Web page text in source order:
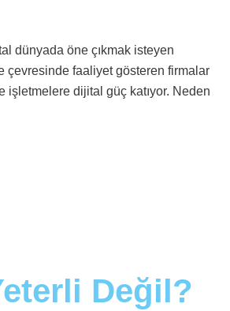
dünyada öne çıkmak isteyen
çevresinde faaliyet gösteren firmalar
işletmelere dijital güç katıyor. Neden
Değil?